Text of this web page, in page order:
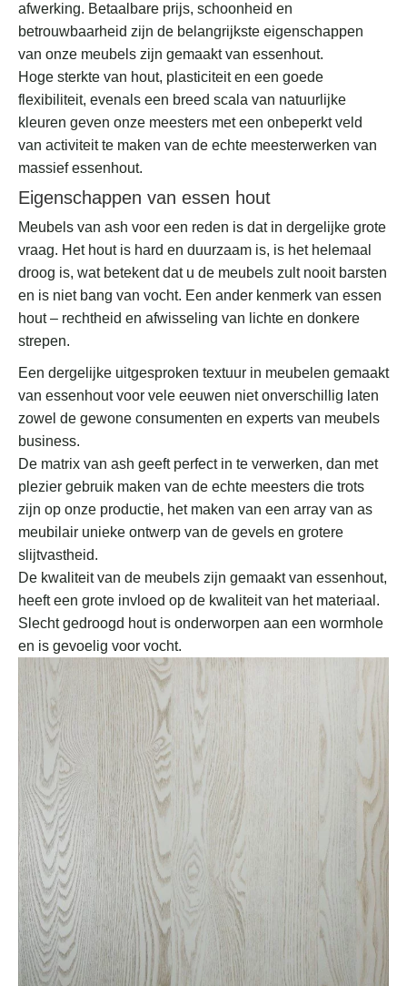
afwerking. Betaalbare prijs, schoonheid en
betrouwbaarheid zijn de belangrijkste eigenschappen
van onze meubels zijn gemaakt van essenhout.
Hoge sterkte van hout, plasticiteit en een goede
flexibiliteit, evenals een breed scala van natuurlijke
kleuren geven onze meesters met een onbeperkt veld
van activiteit te maken van de echte meesterwerken van
massief essenhout.
Eigenschappen van essen hout
Meubels van ash voor een reden is dat in dergelijke grote
vraag. Het hout is hard en duurzaam is, is het helemaal
droog is, wat betekent dat u de meubels zult nooit barsten
en is niet bang van vocht. Een ander kenmerk van essen
hout – rechtheid en afwisseling van lichte en donkere
strepen.
Een dergelijke uitgesproken textuur in meubelen gemaakt
van essenhout voor vele eeuwen niet onverschillig laten
zowel de gewone consumenten en experts van meubels
business.
De matrix van ash geeft perfect in te verwerken, dan met
plezier gebruik maken van de echte meesters die trots
zijn op onze productie, het maken van een array van as
meubilair unieke ontwerp van de gevels en grotere
slijtvastheid.
De kwaliteit van de meubels zijn gemaakt van essenhout,
heeft een grote invloed op de kwaliteit van het materiaal.
Slecht gedroogd hout is onderworpen aan een wormhole
en is gevoelig voor vocht.